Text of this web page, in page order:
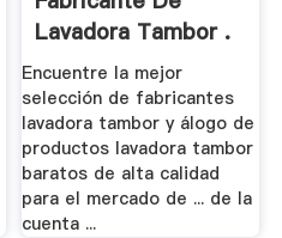
Lavadora Tambor .
Encuentre la mejor
selección de fabricantes
lavadora tambor y álogo de
productos lavadora tambor
baratos de alta calidad
para el mercado de ... de la
cuenta ...